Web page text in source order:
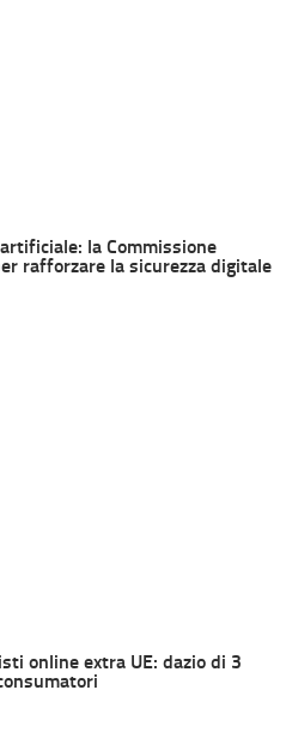
la Commissione
rafforzare la sicurezza digitale
online extra UE: dazio di 3